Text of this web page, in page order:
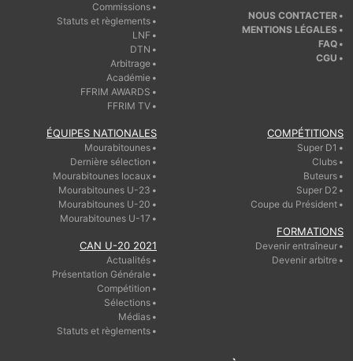
NOUS CONTACTER
MENTIONS LÉGALES
FAQ
CGU
Commissions
Statuts et règlements
LNF
DTN
Arbitrage
Académie
FFRIM AWARDS
FFRIM TV
COMPÉTITIONS
Super D1
Clubs
Buteurs
Super D2
Coupe du Président
FORMATIONS
Devenir entraîneur
Devenir arbitre
ÉQUIPES NATIONALES
Mourabitounes
Dernière sélection
Mourabitounes locaux
Mourabitounes U-23
Mourabitounes U-20
Mourabitounes U-17
CAN U-20 2021
Actualités
Présentation Générale
Compétition
Sélections
Médias
Statuts et règlements